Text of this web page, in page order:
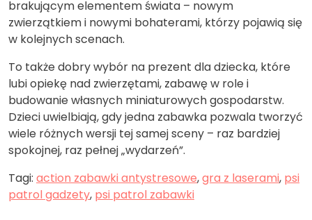
brakującym elementem świata – nowym
zwierzątkiem i nowymi bohaterami, którzy pojawią się
w kolejnych scenach.
To także dobry wybór na prezent dla dziecka, które
lubi opiekę nad zwierzętami, zabawę w role i
budowanie własnych miniaturowych gospodarstw.
Dzieci uwielbiają, gdy jedna zabawka pozwala tworzyć
wiele różnych wersji tej samej sceny – raz bardziej
spokojnej, raz pełnej „wydarzeń”.
Tagi: action zabawki antystresowe,gra z laserami, psi
patrol gadzety, psi patrol zabawki